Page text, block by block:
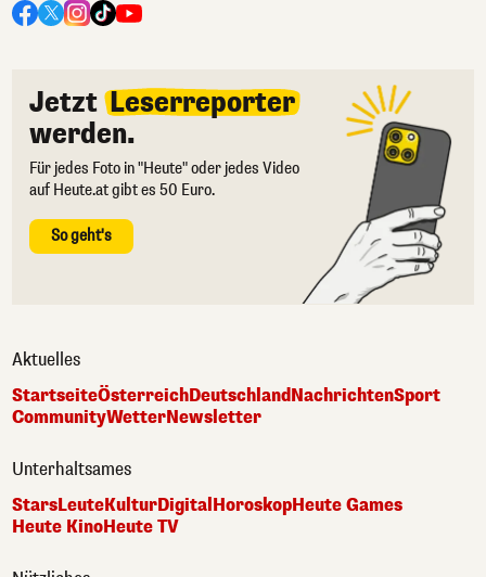
Jetzt Leserreporter
werden.
Für jedes Foto in "Heute" oder jedes Video
auf Heute.at gibt es 50 Euro.
So geht's
Aktuelles
StartseiteÖsterreichDeutschlandNachrichtenSport
CommunityWetterNewsletter
Unterhaltsames
StarsLeuteKulturDigital HoroskopHeute Games
Heute KinoHeute TV